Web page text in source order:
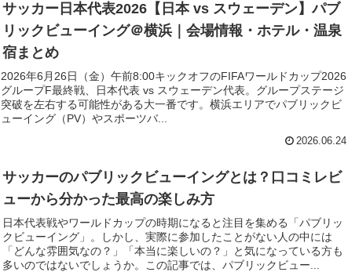
サッカー日本代表2026【日本 vs スウェーデン】パブ
リックビューイング＠横浜｜会場情報・ホテル・温泉
宿まとめ
2026年6月26日（金）午前8:00キックオフのFIFAワールドカップ2026
グループF最終戦、日本代表 vs スウェーデン代表。グループステージ
突破を左右する可能性がある大一番です。横浜エリアでパブリックビ
ューイング（PV）やスポーツバ...
2026.06.24
サッカーのパブリックビューイングとは？口コミレビ
ューから分かった最高の楽しみ方
日本代表戦やワールドカップの時期になると注目を集める「パブリッ
クビューイング」。しかし、実際に参加したことがない人の中には
「どんな雰囲気なの？」「本当に楽しいの？」と気になっている方も
多いのではないでしょうか。この記事では、パブリックビュー...